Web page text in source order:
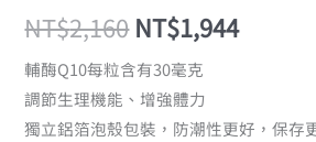
NT$2,160 NT$1,944
輔酶Q10每粒含有30毫克
調節生理機能、增強體力
獨立鋁箔泡殼包裝，防潮性更好，保存